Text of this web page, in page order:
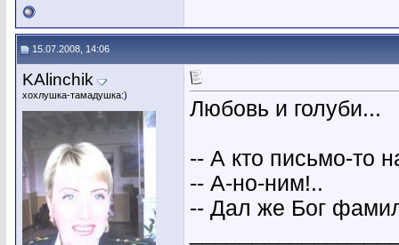
15.07.2008, 14:06
KAlinchik
хохлушка-тамадушка:)
Любовь и голуби...
-- А кто письмо-то
-- А-но-ним!..
-- Дал же Бог